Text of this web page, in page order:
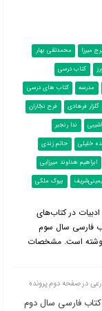
میرزا
محمدتقی بهار
کتاب درسی
مدرسه
کتاب های درسی
گلزار فرهادی
فرح نجّاران
ندا رنجبر
خلیلی
حاتم زندی
ابراهیم هداوند میرزایی
بیوک ملکی
در کتاب‌‌های
فارسی سال سوم
نوشته است. مشخصات
در صفحه دوم پرونده
فارسی سال دوم